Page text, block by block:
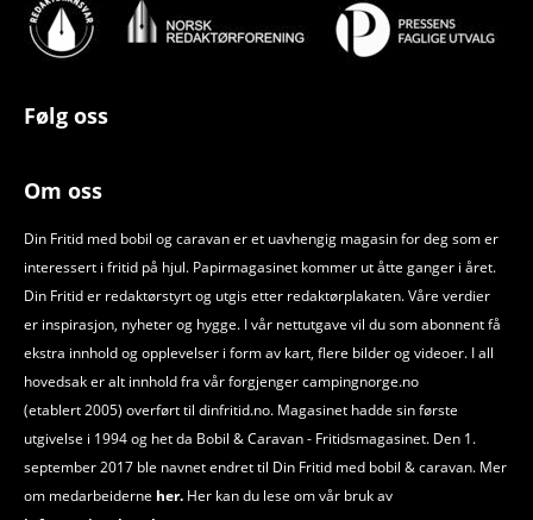
Følg oss
Om oss
Din Fritid med bobil og caravan er et uavhengig magasin for deg som er
interessert i fritid på hjul. Papirmagasinet kommer ut åtte ganger i året.
Din Fritid er redaktørstyrt og utgis etter redaktørplakaten. Våre verdier
er inspirasjon, nyheter og hygge. I vår nettutgave vil du som abonnent få
ekstra innhold og opplevelser i form av kart, flere bilder og videoer. I all
hovedsak er alt innhold fra vår forgjenger campingnorge.no
(etablert 2005) overført til dinfritid.no. Magasinet hadde sin første
utgivelse i 1994 og het da Bobil &Caravan - Fritidsmagasinet. Den 1.
september 2017 ble navnet endret til Din Fritid med bobil &caravan. Mer
om medarbeiderne her. Her kan du lese om vår bruk av